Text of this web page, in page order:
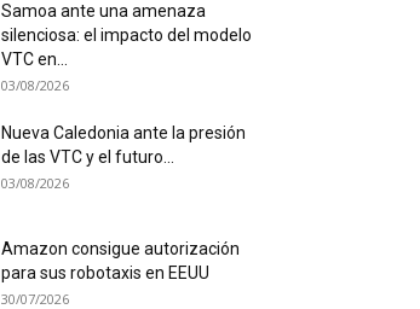
Samoa ante una amenaza
silenciosa: el impacto del modelo
VTC en...
03/08/2026
Nueva Caledonia ante la presión
de las VTC y el futuro...
03/08/2026
Amazon consigue autorización
para sus robotaxis en EEUU
30/07/2026